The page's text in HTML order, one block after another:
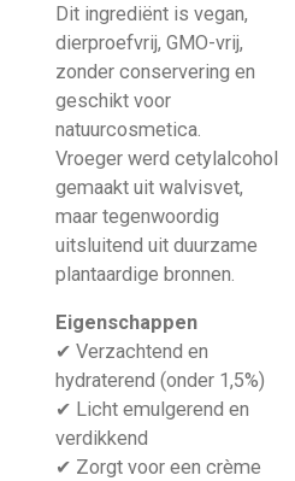
Dit ingrediënt is vegan,
dierproefvrij, GMO-vrij,
zonder conservering en
geschikt voor
natuurcosmetica.
Vroeger werd cetylalcohol
gemaakt uit walvisvet,
maar tegenwoordig
uitsluitend uit duurzame
plantaardige bronnen.
Eigenschappen
✔ Verzachtend en
hydraterend (onder 1,5%)
✔ Licht emulgerend en
verdikkend
✔ Zorgt voor een crème